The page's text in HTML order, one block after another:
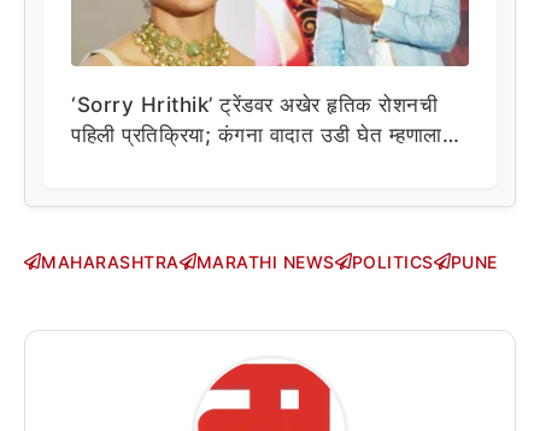
‘Sorry Hrithik’ ट्रेंडवर अखेर हृतिक रोशनची
पहिली प्रतिक्रिया; कंगना वादात उडी घेत म्हणाला…
MAHARASHTRA MARATHI NEWS POLITICS PUNE